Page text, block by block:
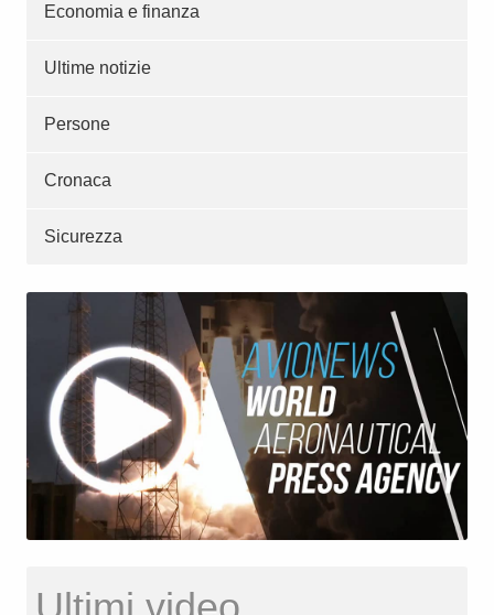
Economia e finanza
Ultime notizie
Persone
Cronaca
Sicurezza